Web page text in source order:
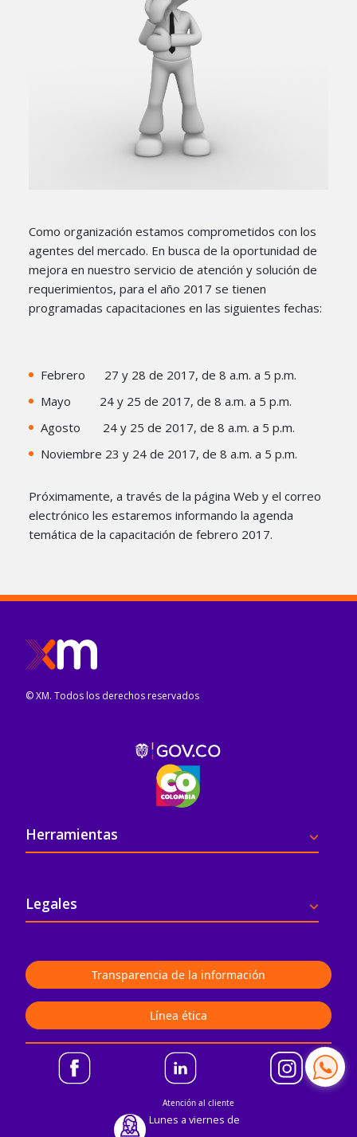
Como organización estamos comprometidos con los
agentes del mercado. En busca de la oportunidad de
mejora en nuestro servicio de atención y solución de
requerimientos, para el año 2017 se tienen
programadas capacitaciones en las siguientes fechas:
Febrero 27 y 28 de 2017, de 8 a.m. a 5 p.m.
Mayo 24 y 25 de 2017, de 8 a.m. a 5 p.m.
Agosto 24 y 25 de 2017, de 8 a.m. a 5 p.m.
Noviembre 23 y 24 de 2017, de 8 a.m. a 5 p.m.
Próximamente, a través de la página Web y el correo
electrónico les estaremos informando la agenda
temática de la capacitación de febrero 2017.​
Atención al cliente
Lunes a viernes de
© XM. Todos los derechos reservados
Pie de página
Herramientas
Legales
Transparencia de la información
Línea ética